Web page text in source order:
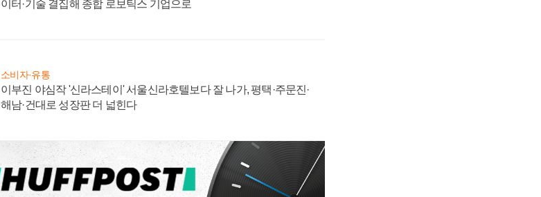
이터·기술 결집해 종합 로보틱스 기업으로
소비자·유통
이부진 야심작 '신라스테이' 서울신라호텔보다 잘 나가, 평택·주문진·
해남·건대로 성장판 더 넓힌다